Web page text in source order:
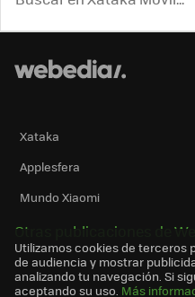
Xataka
Applesfera
Mundo Xiaomi
Otras publicaciones de
Utilizamos cookies de terceros
de audiencia y mostrar
analizando tu navegación. Si
aceptando su uso. Más